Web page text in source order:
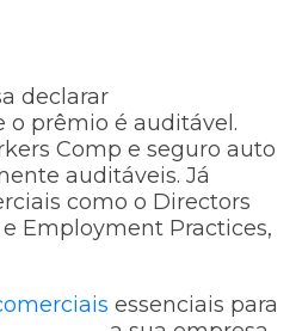
declarar
o prêmio é auditável.
Comp e seguro auto
auditáveis. Já
como o Directors
Employment Practices,
essenciais para